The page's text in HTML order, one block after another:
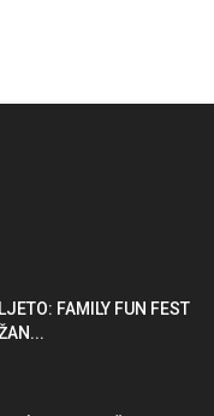
FAMILY FUN FEST